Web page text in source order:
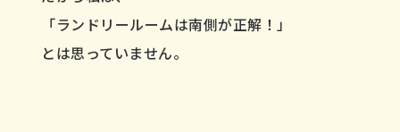
「ランドリールームは南側が正解！」
とは思っていません。